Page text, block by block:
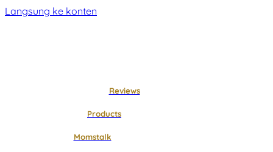
Langsung ke konten
Reviews
Products
Momstalk